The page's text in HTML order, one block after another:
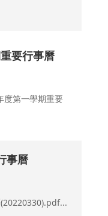
要行事曆
度第一學期重要
事曆